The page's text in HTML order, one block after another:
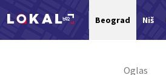
Beograd Niš